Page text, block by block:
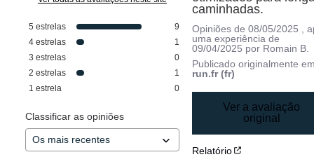
5 estrelas
9
4 estrelas
1
3 estrelas
0
2 estrelas
1
1 estrela 0
Classificar as opiniões
caminhadas.
Opiniões de08/05/2025
,
uma experiência de
09/04/2025 por Romain B.
Publicado originalmente
run.fr (fr)
Ver a avaliação
original
Relatório